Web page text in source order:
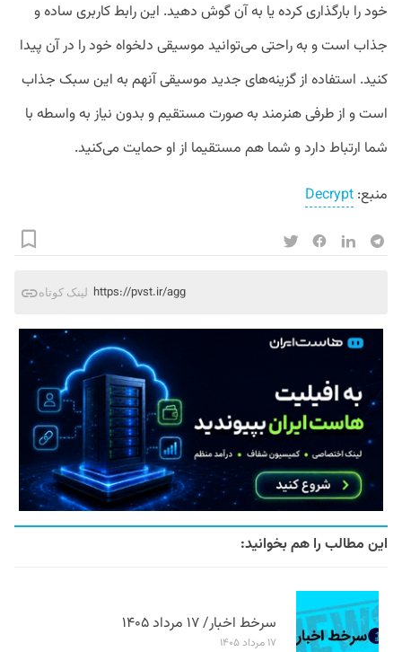
خود را بارگذاری کرده یا به آن گوش دهید. این رابط کاربری ساده و
جذاب است و به راحتی می‌توانید موسیقی دلخواه خود را در آن پیدا
کنید. استفاده از گزینه‌های جدید موسیقی آنهم به این سبک جذاب
است و از طرفی هنرمند به صورت مستقیم و بدون نیاز به واسطه با
شما ارتباط دارد و شما هم مستقیما از او حمایت می‌کنید.
منبع: Decrypt
لینک کوتاه https://pvst.ir/agg
این مطالب را هم بخوانید:
سرخط اخبار/ ۱۷ مرداد ۱۴۰۵
۱۷ مرداد ۱۴۰۵